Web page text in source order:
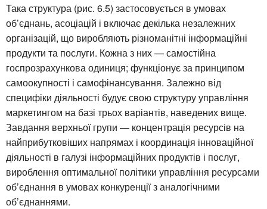
Така структура (рис. 6.5) застосовується в умовах
об’єднань, асоціацій і включає декілька незалежних
організацій, що виробляють різноманітні інформаційні
продукти та послуги. Кожна з них — самостійна
госпрозрахункова одиниця; функціонує за принципом
самоокупності і самофінансування. Залежно від
специфіки діяльності будує свою структуру управління
маркетингом на базі трьох варіантів, наведених вище.
Завдання верхньої групи — концентрація ресурсів на
найприбутковіших напрямах і координація інноваційної
діяльності в галузі інформаційних продуктів і послуг,
вироблення оптимальної політики управління ресурсами
об’єднання в умовах конкуренції з аналогічними
об’єднаннями.